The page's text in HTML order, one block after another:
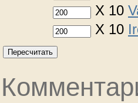
X 10
X 10
Пересчитать